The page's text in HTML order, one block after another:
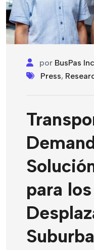
por BusPas
Press,
para los